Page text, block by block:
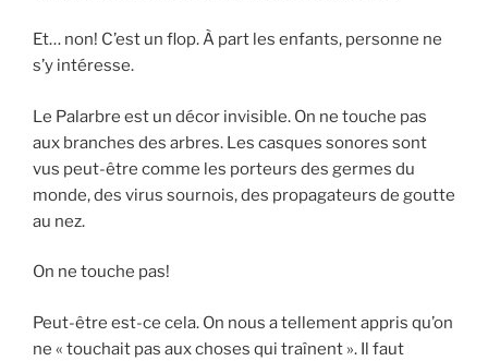
Et… non! C’est un flop. À part les enfants, personne ne
s’y intéresse.
Le Palarbre est un décor invisible. On ne touche pas
aux branches des arbres. Les casques sonores sont
vus peut-être comme les porteurs des germes du
monde, des virus sournois, des propagateurs de goutte
au nez.
On ne touche pas!
Peut-être est-ce cela. On nous a tellement appris qu’on
ne « touchait pas aux choses qui traînent ». Il faut